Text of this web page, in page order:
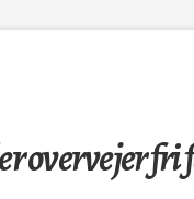
overvejer fri